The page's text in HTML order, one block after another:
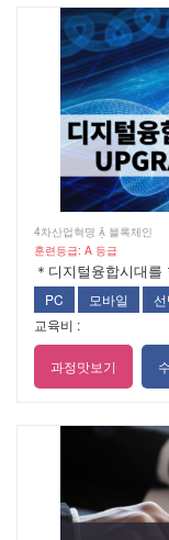
4차산업혁명  블록체인
훈련등급: A 등급
＊디지털융합시대
PC 모바일
교육비 :
과정맛보기